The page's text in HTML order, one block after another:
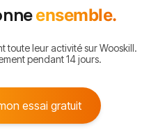
ensemble.
toute leur activité sur Wooskill.
pendant 14 jours.
essai gratuit